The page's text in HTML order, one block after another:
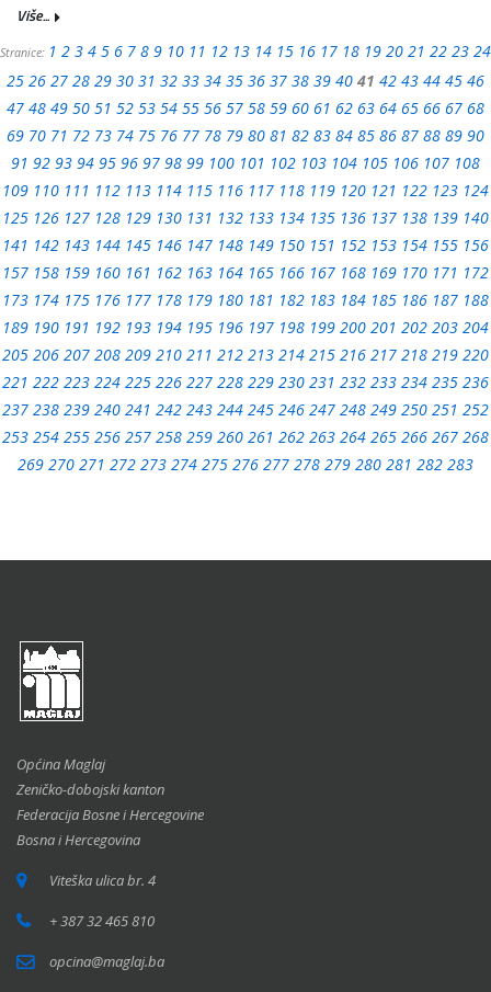
Više...
Stranice: 1 2 3 4 5 6 7 8 9 10 11 12 13 14 15 16 17 18 19 20 21 22 23 24
25 26 27 28 29 30 31 32 33 34 35 36 37 38 39 40 41 42 43 44 45 46
47 48 49 50 51 52 53 54 55 56 57 58 59 60 61 62 63 64 65 66 67 68
69 70 71 72 73 74 75 76 77 78 79 80 81 82 83 84 85 86 87 88 89 90
91 92 93 94 95 96 97 98 99 100 101 102 103 104 105 106 107 108
109 110 111 112 113 114 115 116 117 118 119 120 121 122 123 124
125 126 127 128 129 130 131 132 133 134 135 136 137 138 139 140
141 142 143 144 145 146 147 148 149 150 151 152 153 154 155 156
157 158 159 160 161 162 163 164 165 166 167 168 169 170 171 172
173 174 175 176 177 178 179 180 181 182 183 184 185 186 187 188
189 190 191 192 193 194 195 196 197 198 199 200 201 202 203 204
205 206 207 208 209 210 211 212 213 214 215 216 217 218 219 220
221 222 223 224 225 226 227 228 229 230 231 232 233 234 235 236
237 238 239 240 241 242 243 244 245 246 247 248 249 250 251 252
253 254 255 256 257 258 259 260 261 262 263 264 265 266 267 268
269 270 271 272 273 274 275 276 277 278 279 280 281 282 283
Općina Maglaj
Zeničko-dobojski kanton
Federacija Bosne i Hercegovine
Bosna i Hercegovina
Viteška ulica br. 4
+ 387 32 465 810
opcina@maglaj.ba